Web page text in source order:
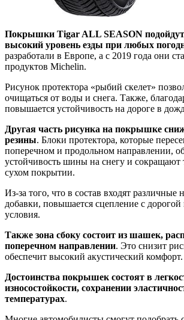
Покрышки Tigar ALL SEASON подойдут
высокий уровень езды при любых
разработали в Европе, а с 2019 года они
продуктов Michelin.
Рисунок протектора «рыбий скелет»
очищаться от воды и снега. Также,
повышается устойчивость на дороге в
Другая часть рисунка на покрышке
резины. Блоки протектора, которые
поперечном и продольном направлении,
устойчивость шины на снегу и сокращают
сухом покрытии.
Из-за того, что в состав входят различные
добавки, повышается сцепление с
условия.
Также зона сбоку состоит из шашек,
поперечном направлении. Это снизит
обеспечит высокий акустический комфорт.
Достоинства покрышек состоят в
износостойкости, сохранении
температурах.